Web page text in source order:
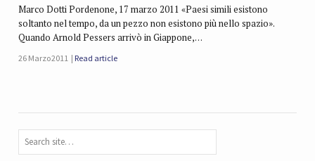
Marco Dotti Pordenone, 17 marzo 2011 «Paesi simili esistono
soltanto nel tempo, da un pezzo non esistono più nello spazio».
Quando Arnold Pessers arrivò in Giappone,…
26 Marzo 2011 Read article